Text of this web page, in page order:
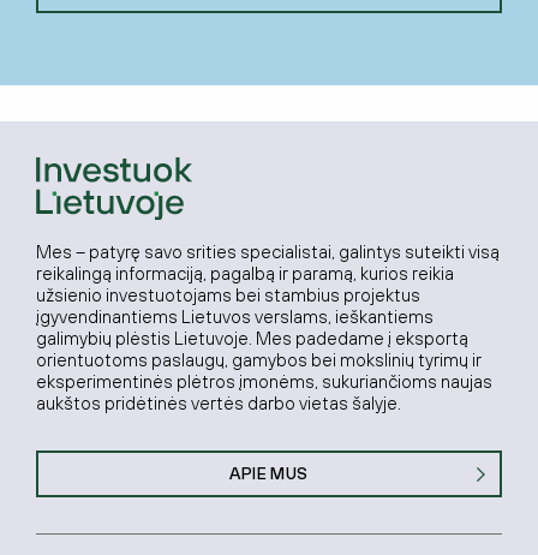
Mes – patyrę savo srities specialistai, galintys suteikti visą
reikalingą informaciją, pagalbą ir paramą, kurios reikia
užsienio investuotojams bei stambius projektus
įgyvendinantiems Lietuvos verslams, ieškantiems
galimybių plėstis Lietuvoje. Mes padedame į eksportą
orientuotoms paslaugų, gamybos bei mokslinių tyrimų ir
eksperimentinės plėtros įmonėms, sukuriančioms naujas
aukštos pridėtinės vertės darbo vietas šalyje.
APIE MUS